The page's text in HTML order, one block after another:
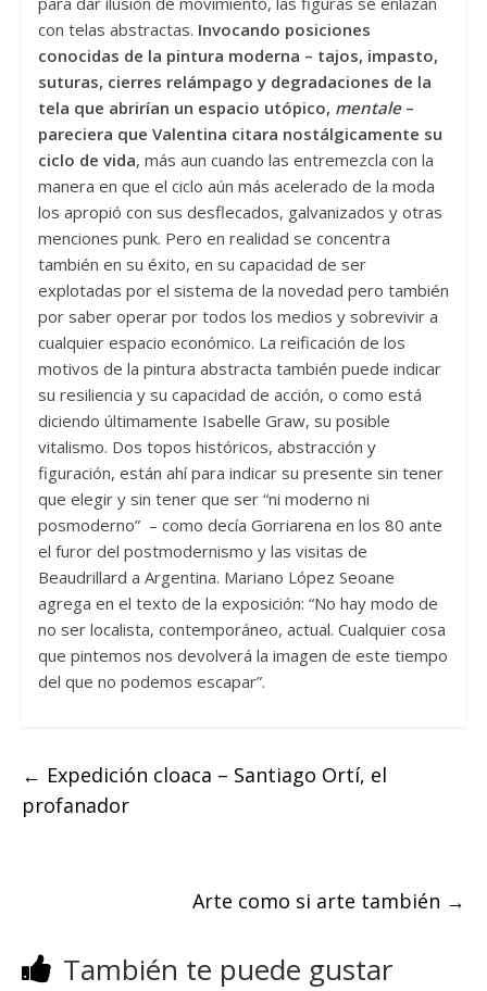
con telas abstractas. Invocando posiciones
conocidas de la pintura moderna – tajos, impasto,
suturas, cierres relámpago y degradaciones de la
tela que abrirían un espacio utópico, mentale–
pareciera que Valentina citara nostálgicamente su
ciclo de vida, más aun cuando las entremezcla con la
manera en que el ciclo aún más acelerado de la moda
los apropió con sus desflecados, galvanizados y otras
menciones punk. Pero en realidad se concentra
también en su éxito, en su capacidad de ser
explotadas por el sistema de la novedad pero también
por saber operar por todos los medios y sobrevivir a
cualquier espacio económico. La reificación de los
motivos de la pintura abstracta también puede indicar
su resiliencia y su capacidad de acción, o como está
diciendo últimamente Isabelle Graw, su posible
vitalismo. Dos topos históricos, abstracción y
figuración, están ahí para indicar su presente sin tener
que elegir y sin tener que ser “ni moderno ni
posmoderno” – como decía Gorriarena en los 80 ante
el furor del postmodernismo y las visitas de
Beaudrillard a Argentina. Mariano López Seoane
agrega en el texto de la exposición: “No hay modo de
no ser localista, contemporáneo, actual. Cualquier cosa
que pintemos nos devolverá la imagen de este tiempo
del que no podemos escapar”.
← Expedición cloaca – Santiago Ortí, el
profanador
Arte como si arte también →
También te puede gustar